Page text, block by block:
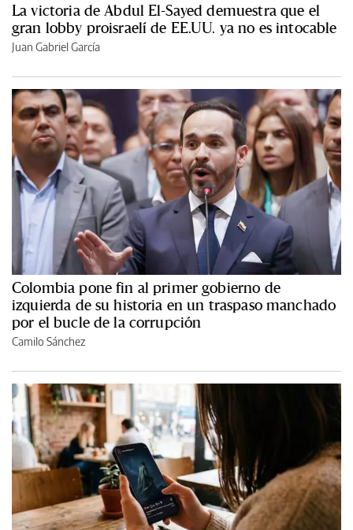
La victoria de Abdul El-Sayed demuestra que el
gran lobby proisraelí de EE.UU. ya no es intocable
Juan Gabriel García
Colombia pone fin al primer gobierno de
izquierda de su historia en un traspaso manchado
por el bucle de la corrupción
Camilo Sánchez